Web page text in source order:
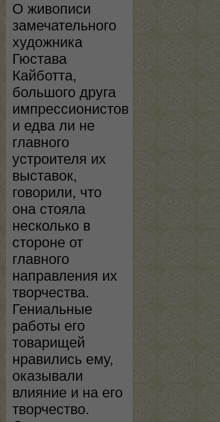
О живописи
замечательного
художника
Гюстава
Кайботта,
большого друга
импрессионистов
и едва ли не
главного
устроителя их
выставок,
говорили, что
она стояла
несколько в
стороне от
главного
направления их
творчества.
Гениальные
работы его
товарищей
нравились ему,
оказывали
влияние и на его
творчество.